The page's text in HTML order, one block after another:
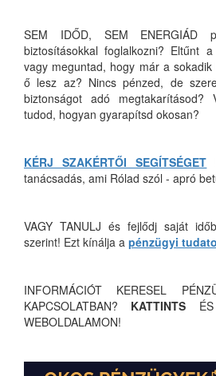
SEM IDŐD, SEM ENERGIÁD
biztosításokkal foglalkozni? Eltűnt
vagy meguntad, hogy már a
ő lesz az? Nincs pénzed, de
biztonságot adó
tudod, hogyan gyarapítsd okosan?
KÉRJ SZAKÉRTŐI SEGÍTSÉGET
tanácsadás, ami Rólad szól - apró
VAGY TANULJ és fejlődj saját
szerint! Ezt kínálja a pénzügyi
INFORMÁCIÓT KERESEL
KAPCSOLATBAN? KATTINTS
WEBOLDALAMON!